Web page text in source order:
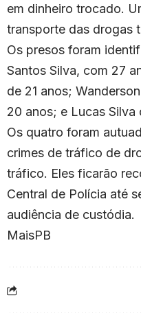
em dinheiro trocado.
transporte das drogas
Os presos foram
Santos Silva, com 27
de 21 anos;
20 anos; e Lucas Silva
Os quatro foram
crimes de tráfico de
tráfico. Eles ficarão
Central de Polícia até
audiência de custódia.
MaisPB